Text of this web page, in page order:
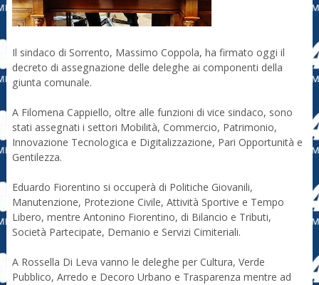
Il sindaco di Sorrento, Massimo Coppola, ha firmato oggi il
decreto di assegnazione delle deleghe ai componenti della
giunta comunale.
A Filomena Cappiello, oltre alle funzioni di vice sindaco, sono
stati assegnati i settori Mobilità, Commercio, Patrimonio,
Innovazione Tecnologica e Digitalizzazione, Pari Opportunità e
Gentilezza.
Eduardo Fiorentino si occuperà di Politiche Giovanili,
Manutenzione, Protezione Civile, Attività Sportive e Tempo
Libero, mentre Antonino Fiorentino, di Bilancio e Tributi,
Società Partecipate, Demanio e Servizi Cimiteriali.
A Rossella Di Leva vanno le deleghe per Cultura, Verde
Pubblico, Arredo e Decoro Urbano e Trasparenza mentre ad